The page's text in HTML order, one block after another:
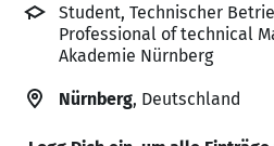
Student, Technischer
Professional of technical
Akademie Nürnberg
Nürnberg, Deutschland